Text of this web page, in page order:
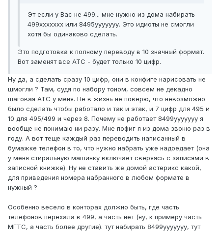
Эт если у Вас не 499... мне нужно из дома набирать
499ххххххх или 8495ууууууу. Это идиоты не смогли
хотя бы одинаково сделать.
Это подготовка к полному переводу в 10 значный формат.
Вот заменят все АТС - будет только 10 цифр.
Ну да, а cделать сразу 10 цифр, они в конфиге нарисовать не
шмогли ? Там, судя по набору тоном, совсем не декадно
шаговая АТС у меня. Не в жизнь не поверю, что невозможно
было сделать чтобы работало и так и этак, и 7 цифр для 495 и
10 для 495/499 и через 8. Почему не работает 8499ууууууу я
вообще не понимаю ни разу. Мне пофиг я из дома звоню раз в
году. А вот теще каждый раз переводить написанный в
бумажке телефон в то, что нужно набрать уже надоедает (она
у меня стиральную машинку включает сверяясь с записями в
записной книжке). Ну не ставить же домой астерикс какой,
для приведения номера набранного в любом формате в
нужный ?
Особенно весело в конторах должно быть, где часть
телефонов перехала в 499, а часть нет (ну, к примеру часть
МГТС, а часть более другие). тут набирать 8499ууууууу, тут